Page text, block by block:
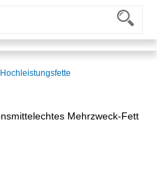
Hochleistungsfette